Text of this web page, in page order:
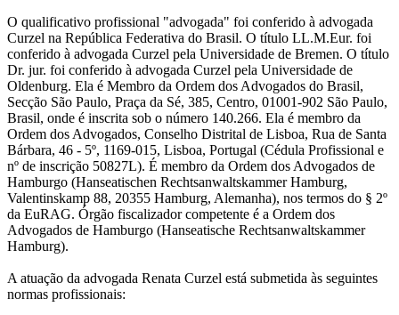
O qualificativo profissional "advogada" foi conferido à advogada
Curzel na República Federativa do Brasil. O título LL.M.Eur. foi
conferido à advogada Curzel pela Universidade de Bremen. O título
Dr. jur. foi conferido à advogada Curzel pela Universidade de
Oldenburg. Ela é Membro da Ordem dos Advogados do Brasil,
Secção São Paulo, Praça da Sé, 385, Centro, 01001-902 São Paulo,
Brasil, onde é inscrita sob o número 140.266. Ela é membro da
Ordem dos Advogados, Conselho Distrital de Lisboa, Rua de Santa
Bárbara, 46 - 5º, 1169-015, Lisboa, Portugal (Cédula Profissional e
nº de inscrição 50827L). É membro da Ordem dos Advogados de
Hamburgo (Hanseatischen Rechtsanwaltskammer Hamburg,
Valentinskamp 88, 20355 Hamburg, Alemanha), nos termos do § 2º
da EuRAG. Órgão fiscalizador competente é a Ordem dos
Advogados de Hamburgo (Hanseatische Rechtsanwaltskammer
Hamburg).
A atuação da advogada Renata Curzel está submetida às seguintes
normas profissionais: